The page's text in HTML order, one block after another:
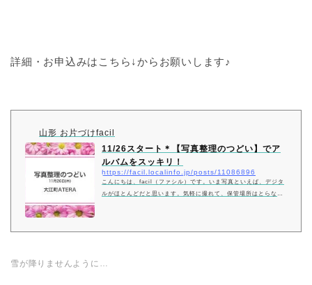
詳細・お申込みはこちら↓からお願いします♪
山形 お片づけfacil
11/26スタート＊【写真整理のつどい】でア
ルバムをスッキリ！
https://facil.localinfo.jp/posts/11086896
こんにちは、facil（ファシル）です。いま写真といえば、デジタ
ルがほとんどだと思います。気軽に撮れて、保管場所はとらな
雪が降りませんように…